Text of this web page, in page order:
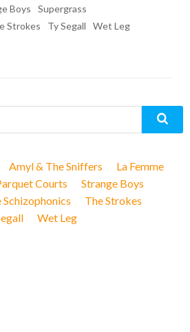
Boys
Supergrass
Strokes Ty Segall Wet Leg
Amyl & The Sniffers
La Femme
Courts
Strange Boys
Schizophonics
The Strokes
Wet Leg